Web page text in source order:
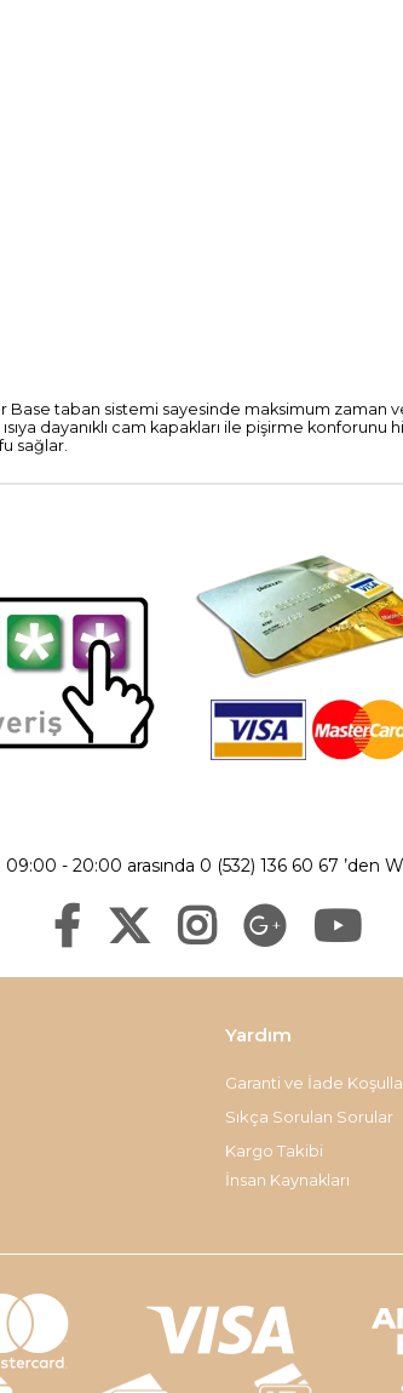
Base taban sistemi sayesinde maksimum zaman
dayanıklı cam kapakları ile pişirme
sağlar.
- 20:00 arasında 0 (532) 136 60 67 ’den
Yardım
Garanti ve İade
Sıkça Sorulan Sorular
Kargo Takibi
İnsan Kaynakları